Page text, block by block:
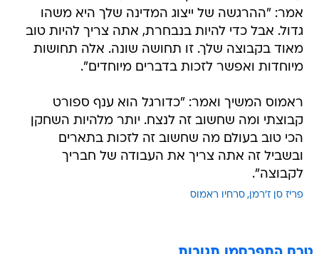
אמר: "ההרגשה של ייצוג המדינה שלך היא משהו
גדול. אבל כדי להיות בנבחרת, אתה צריך להיות טוב
מאוד בקבוצה שלך. זו תחושה שונה. אלה תחושות
מיוחדות ואפשר לזכות בדברים מיוחדים".
ראמוס המשיך ואמר: "כדורגל הוא ענף ספורט
קבוצתי ומה שחשוב זה לנצח. יותר מלהיות השחקן
הכי טוב בעולם מה שחשוב זה לזכות בתארים
ובשביל זה אתה צריך את העבודה של חבריך
לקבוצה".
פריז סן ז'רמן סרחיו ראמוס